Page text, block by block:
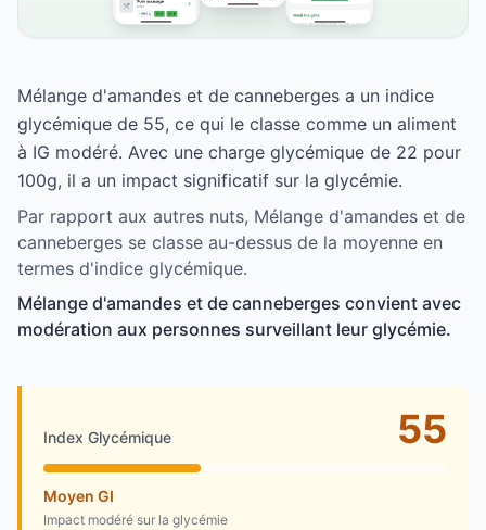
Mélange d'amandes et de canneberges a un indice
glycémique de 55, ce qui le classe comme un aliment
à IG modéré. Avec une charge glycémique de 22 pour
100g, il a un impact significatif sur la glycémie.
Par rapport aux autres nuts, Mélange d'amandes et de
canneberges se classe au-dessus de la moyenne en
termes d'indice glycémique.
Mélange d'amandes et de canneberges convient avec
modération aux personnes surveillant leur glycémie.
Index Glycémique 55
Moyen GI
Impact modéré sur la glycémie